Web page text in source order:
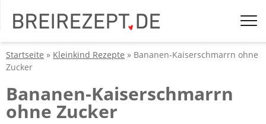
Startseite » Kleinkind Rezepte » Bananen-Kaiserschmarrn ohne
Zucker
Bananen-Kaiserschmarrn
ohne Zucker